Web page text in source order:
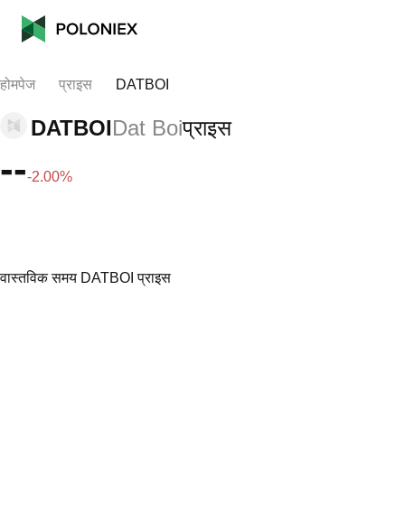
होमपेज प्राइस DATBOI
DATBOIDat Boiप्राइस
---2.00%
वास्तविक समय DATBOI प्राइस